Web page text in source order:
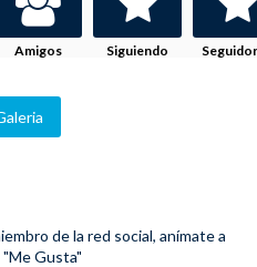
Amigos Siguiendo
de la red social, anímate a
Gusta"